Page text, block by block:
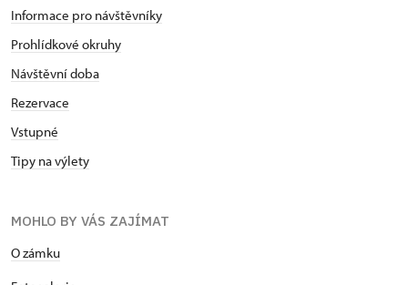
Informace pro návštěvníky
Prohlídkové okruhy
Návštěvní doba
Rezervace
Vstupné
Tipy na výlety
MOHLO BY VÁS ZAJÍMAT
O zámku